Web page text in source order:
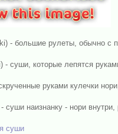
- большие рулеты, обычно с
- суши, которые лепятся
руками кулечки
суши наизнанку - нори внутри,
суши